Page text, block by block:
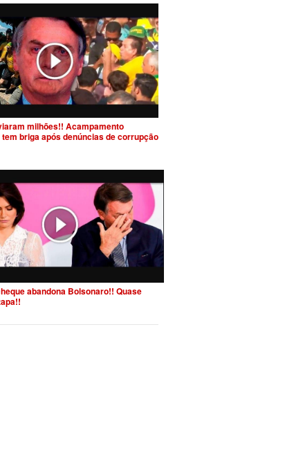
milhões!! Acampamento
briga após denúncias de corrupção
abandona Bolsonaro!! Quase